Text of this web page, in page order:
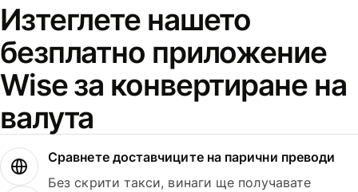
Изтеглете нашето
безплатно приложение
Wise за конвертиране на
валута
Сравнете доставчиците на парични преводи
Без скрити такси, винаги ще получавате